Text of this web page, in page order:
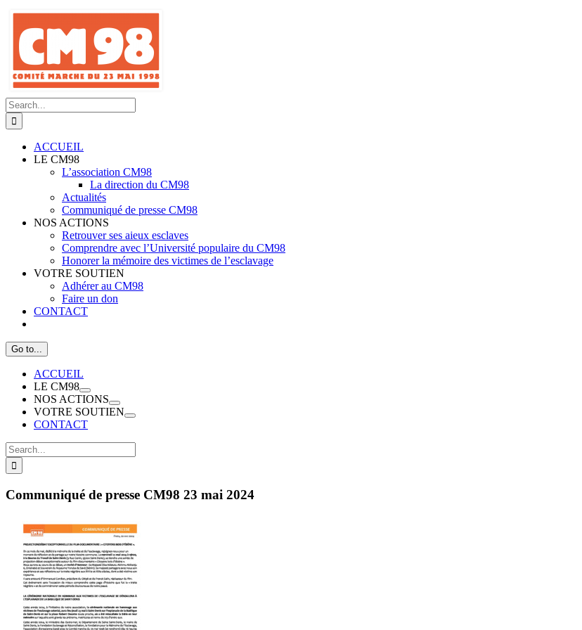
Skip
content
Search
for:
ACCUEIL
LE CM98
L’association CM98
La direction du CM98
Actualités
Communiqué de presse CM98
NOS ACTIONS
Retrouver ses aieux esclaves
Comprendre avec l’Université populaire du CM98
Honorer la mémoire des victimes de l’esclavage
VOTRE SOUTIEN
Adhérer au CM98
Faire un don
CONTACT
Go to...
ACCUEIL
LE CM98
NOS ACTIONS
VOTRE SOUTIEN
CONTACT
Search
for:
Communiqué de presse CM98 23 mai 2024